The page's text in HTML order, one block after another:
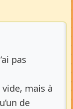
pas
mais à
de